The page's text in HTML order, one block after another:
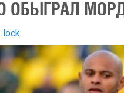
ОБЫГРАЛ
lock